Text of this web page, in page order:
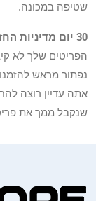
שטיפה במכונה.
30 יום מדיניות החזר והחזר כספי
נפתור מראש
אתה עדיין רוצה
שנקבל ממך את